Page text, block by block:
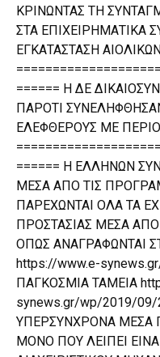
ΚΡΙΝΩΝΤΑΣ ΤΗ
ΣΤΑ ΕΠΙΧΕΙΡΗΜΑΤΙΚΑ
ΕΓΚΑΤΑΣΤΑΣΗ
====== Η ΔΕ
ΠΑΡΟΤΙ
ΕΛΕΦΘΕΡΟΥΣ ΜΕ
====== Η ΕΛΛΗΝΩΝ
ΜΕΣΑ ΑΠΟ ΤΙΣ
ΠΑΡΕΧΩΝΤΑΙ ΟΛΑ ΤΑ
ΠΡΟΣΤΑΣΙΑΣ ΜΕΣΑ
ΟΠΩΣ ΑΝΑΓΡΑΦΩΝΤΑΙ
https://www.e-
ΠΑΓΚΟΣΜΙΑ ΤΑΜΕΙΑ
synews.gr/wp/2019/09/
ΥΠΕΡΣΥΝΧΡΟΝΑ ΜΕΣΑ
ΜΟΝΟ ΠΟΥ ΛΕΙΠΕΙ